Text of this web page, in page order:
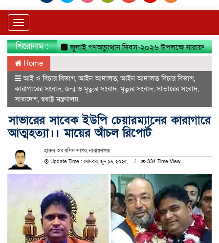
Toggle
navigation
শিরোনাম : জুলাই গণঅভ্যুত্থান দিবস-২০২৬ উপলক্ষে নারায়ণগঞ্জ জেলা
Home
আই ও বিচার বিভাগ,আইন আদালত,আইন আদালত বিচার বিভাগ,
কারাগারের সংবাদ,জন্ম ও মৃত্যুর সংবাদ,মৃত্যুর সংবাদ,সাভারের সংবাদ,
সারাদেশ,স্বরাষ্ট্র মন্ত্রণালয়
সাভারের সাবেক ইউপি চেয়ারম্যানের কারাগারে
আত্মহত্যা।। মায়ের আঁচল রিপোর্ট
হারুন অর রশিদ সাগর, নারায়ণগঞ্জ
Update Time : সোমবার, জুন ১৬, ২০২৫, 334 Time View